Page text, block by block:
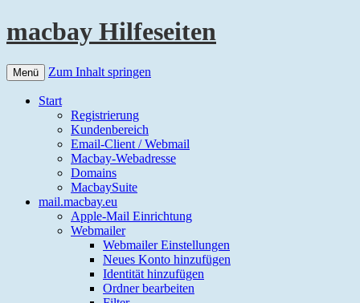
macbay Hilfeseiten
Menü Zum Inhalt springen
Start
Registrierung
Kundenbereich
Email-Client / Webmail
Macbay-Webadresse
Domains
MacbaySuite
mail.macbay.eu
Apple-Mail Einrichtung
Webmailer
Webmailer Einstellungen
Neues Konto hinzufügen
Identität hinzufügen
Ordner bearbeiten